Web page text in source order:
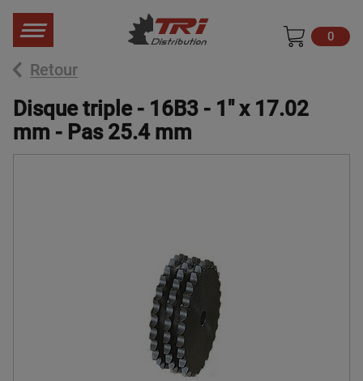
0
Retour
Disque triple - 16B3 - 1" x 17.02
mm - Pas 25.4 mm